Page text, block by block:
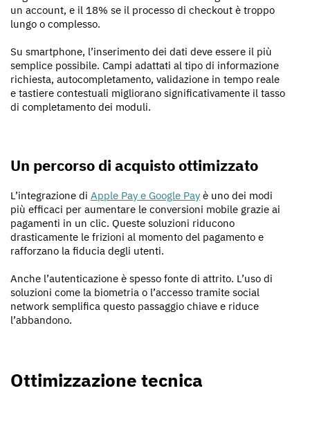
un account, e il 18% se il processo di checkout è troppo
lungo o complesso.
Su smartphone, l’inserimento dei dati deve essere il più
semplice possibile. Campi adattati al tipo di informazione
richiesta, autocompletamento, validazione in tempo reale
e tastiere contestuali migliorano significativamente il tasso
di completamento dei moduli.
Un percorso di acquisto ottimizzato
L’integrazione di Apple Pay e Google Pay è uno dei modi
più efficaci per aumentare le conversioni mobile grazie ai
pagamenti in un clic. Queste soluzioni riducono
drasticamente le frizioni al momento del pagamento e
rafforzano la fiducia degli utenti.
Anche l’autenticazione è spesso fonte di attrito. L’uso di
soluzioni come la biometria o l’accesso tramite social
network semplifica questo passaggio chiave e riduce
l’abbandono.
Ottimizzazione tecnica